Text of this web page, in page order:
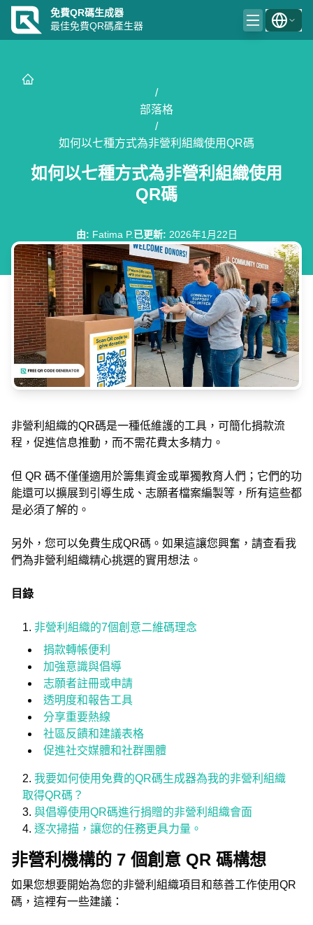
免費QR碼生成器
最佳免費QR碼產生器
/
部落格
/
如何以七種方式為非營利組織使用QR碼
如何以七種方式為非營利組織使用
QR碼
由: Fatima P.已更新: 2026年1月22日
非營利組織的QR碼是一種低維護的工具，可簡化捐款流
程，促進信息推動，而不需花費太多精力。
但 QR 碼不僅僅適用於籌集資金或單獨教育人們；它們的功
能還可以擴展到引導生成、志願者檔案編製等，所有這些都
是必須了解的。
另外，您可以免費生成QR碼。如果這讓您興奮，請查看我
們為非營利組織精心挑選的實用想法。
目錄
非營利組織的7個創意二維碼理念
捐款轉帳便利
加強意識與倡導
志願者註冊或申請
透明度和報告工具
分享重要熱線
社區反饋和建議表格
促進社交媒體和社群團體
我要如何使用免費的QR碼生成器為我的非營利組織
取得QR碼？
與倡導使用QR碼進行捐贈的非營利組織會面
逐次掃描，讓您的任務更具力量。
非營利機構的 7 個創意 QR 碼構想
如果您想要開始為您的非營利組織項目和慈善工作使用QR
碼，這裡有一些建議：